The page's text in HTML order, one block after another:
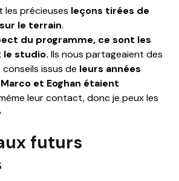
les précieuses leçons tirées de
le terrain.
du programme, ce sont les
le studio. Ils nous partageaient des
issus de leurs années
Marco et Eoghan étaient
leur contact, donc je peux les
futurs